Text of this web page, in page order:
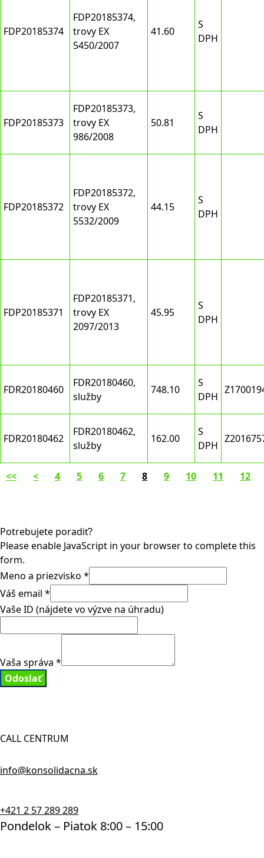
FDP20185374
FDP20185374,
trovy EX
5450/2007
41.60
S
DPH
FDP20185373
FDP20185373,
trovy EX
986/2008
50.81
S
DPH
FDP20185372
FDP20185372,
trovy EX
5532/2009
44.15
S
DPH
FDP20185371
FDP20185371,
trovy EX
2097/2013
45.95
S
DPH
FDR20180460
FDR20180460,
služby
748.10
S
DPH
FDR20180462
FDR20180462,
služby
162.00
S
DPH
<< < 4 5 6 7 8 9 10 11 12
Potrebujete poradiť?
Please enable JavaScript in your browser to complete this
form.
Meno a priezvisko *
Váš email *
Vaše ID (nájdete vo výzve na úhradu)
Vaša správa *
Odoslať
CALL CENTRUM
info@konsolidacna.sk
+421 2 57 289 289
Pondelok – Piatok 8:00 – 15:00